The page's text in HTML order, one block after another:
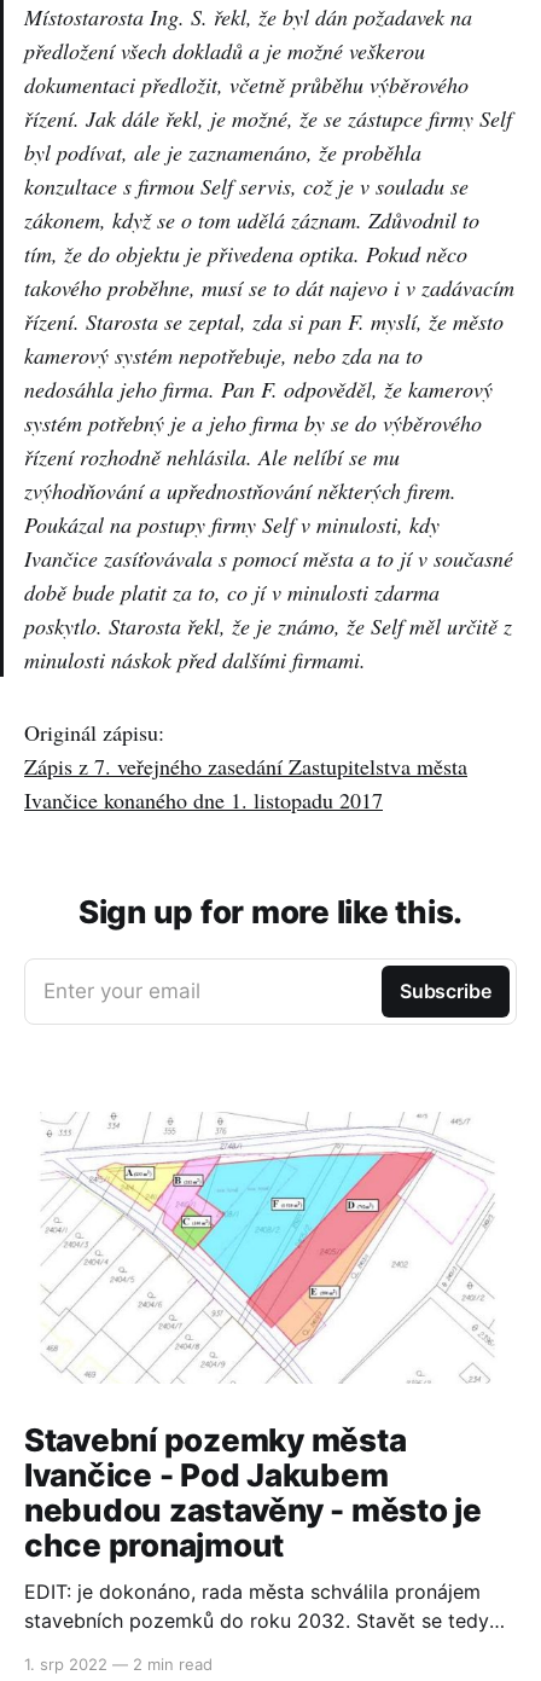
Místostarosta Ing. S. řekl, že byl dán požadavek na
předložení všech dokladů a je možné veškerou
dokumentaci předložit, včetně průběhu výběrového
řízení. Jak dále řekl, je možné, že se zástupce firmy Self
byl podívat, ale je zaznamenáno, že proběhla
konzultace s firmou Self servis, což je v souladu se
zákonem, když se o tom udělá záznam. Zdůvodnil to
tím, že do objektu je přivedena optika. Pokud něco
takového proběhne, musí se to dát najevo i v zadávacím
řízení. Starosta se zeptal, zda si pan F. myslí, že město
kamerový systém nepotřebuje, nebo zda na to
nedosáhla jeho firma. Pan F. odpověděl, že kamerový
systém potřebný je a jeho firma by se do výběrového
řízení rozhodně nehlásila. Ale nelíbí se mu
zvýhodňování a upřednostňování některých firem.
Poukázal na postupy firmy Self v minulosti, kdy
Ivančice zasíťovávala s pomocí města a to jí v současné
době bude platit za to, co jí v minulosti zdarma
poskytlo. Starosta řekl, že je známo, že Self měl určitě z
minulosti náskok před dalšími firmami.
Originál zápisu:
Zápis z 7. veřejného zasedání Zastupitelstva města
Ivančice konaného dne 1. listopadu 2017
Sign up for more like this.
Enter your email Subscribe
Stavební pozemky města
Ivančice - Pod Jakubem
nebudou zastavěny - město je
chce pronajmout
EDIT: je dokonáno, rada města schválila pronájem
stavebních pozemků do roku 2032. Stavět se tedy
1. srp 2022 — 2 min read